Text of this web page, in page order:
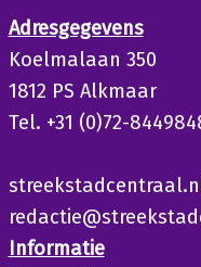
Adresgegevens
Koelmalaan 350
1812 PS Alkmaar
Tel. +31 (0)72-
Informatie